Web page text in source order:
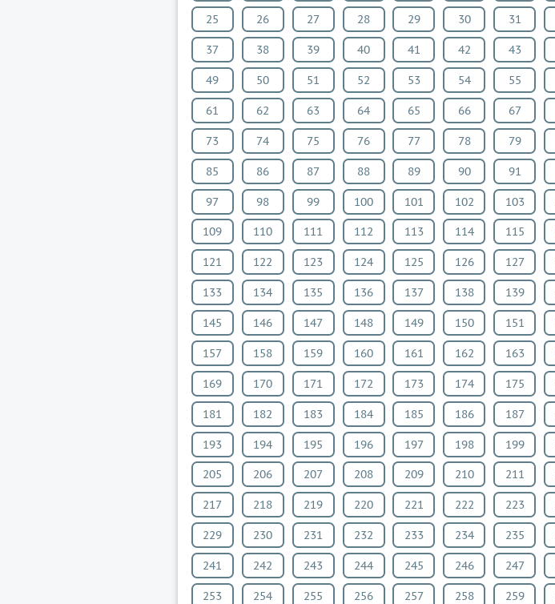
25 26 27 28 29 30 31
37 38 39 40 41 42 43
49 50 51 52 53 54 55
61 62 63 64 65 66 67
73 74 75 76 77 78 79
85 86 87 88 89 90 91
97 98 99 100 101 102 103
109 110 111 112 113 114 115
121 122 123 124 125 126 127
133 134 135 136 137 138 139
145 146 147 148 149 150 151
157 158 159 160 161 162 163
169 170 171 172 173 174 175
181 182 183 184 185 186 187
193 194 195 196 197 198 199
205 206 207 208 209 210 211
217 218 219 220 221 222 223
229 230 231 232 233 234 235
241 242 243 244 245 246 247
253 254 255 256 257 258 259